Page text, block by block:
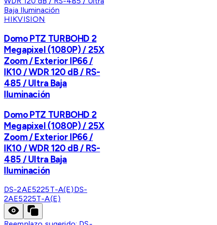
HIKVISION
Domo PTZ TURBOHD 2
Megapixel (1080P) / 25X
Zoom / Exterior IP66 /
IK10 / WDR 120 dB / RS-
485 / Ultra Baja
Iluminación
Domo PTZ TURBOHD 2
Megapixel (1080P) / 25X
Zoom / Exterior IP66 /
IK10 / WDR 120 dB / RS-
485 / Ultra Baja
Iluminación
DS-2AE5225T-A(E)DS-
2AE5225T-A(E)